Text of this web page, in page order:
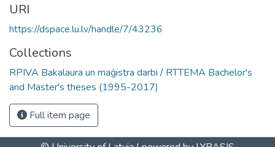
URI
https://dspace.lu.lv/handle/7/43236
Collections
RPIVA Bakalaura un maģistra darbi / RTTEMA Bachelor's
and Master's theses (1995-2017)
Full item page